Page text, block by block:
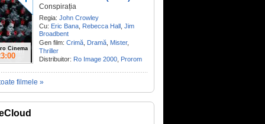
Cinema
Conspirația
Regia: John Crowley
Cu: Eric Bana Rebecca Hall Jim
Broadbent
Gen film: Crimă Dramă Mister,
Thriller
Distribuitor: Ro Image 2000 Prorom
filmele »